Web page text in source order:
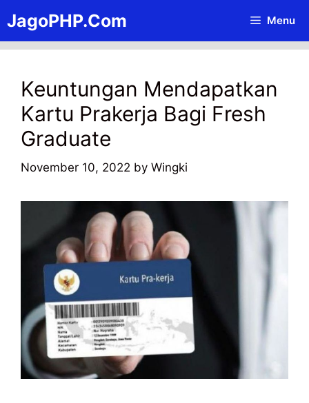
to
content
JagoPHP.Com Menu
Keuntungan Mendapatkan
Kartu Prakerja Bagi Fresh
Graduate
November 10, 2022 by Wingki